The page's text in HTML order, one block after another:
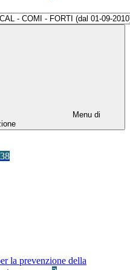
Menu di
la prevenzione della